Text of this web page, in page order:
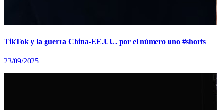
TikTok y la guerra China-EE.UU. por el número uno #shorts
23/09/2025